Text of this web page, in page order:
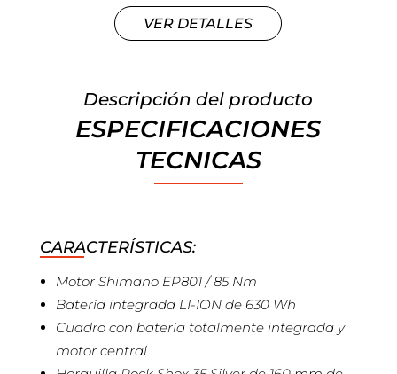
VER DETALLES
Descripción del producto
ESPECIFICACIONES
TECNICAS
CARACTERÍSTICAS:
Motor Shimano EP801 / 85 Nm
Batería integrada LI-ION de 630 Wh
Cuadro con batería totalmente integrada y
motor central